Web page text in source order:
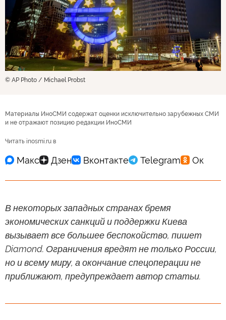
© AP Photo / Michael Probst
Материалы ИноСМИ содержат оценки исключительно зарубежных СМИ
и не отражают позицию редакции ИноСМИ
Читать inosmi.ru в
В некоторых западных странах бремя
экономических санкций и поддержки Киева
вызывает все большее беспокойство, пишет
Diamond. Ограничения вредят не только России,
но и всему миру, а окончание спецоперации не
приближают, предупреждает автор статьи.